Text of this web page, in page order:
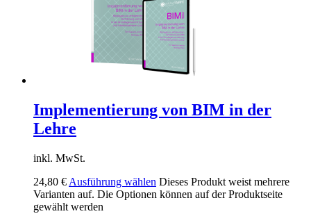
Implementierung von BIM in der
Lehre
inkl. MwSt.
24,80 € Ausführung wählen Dieses Produkt weist mehrere
Varianten auf. Die Optionen können auf der Produktseite
gewählt werden